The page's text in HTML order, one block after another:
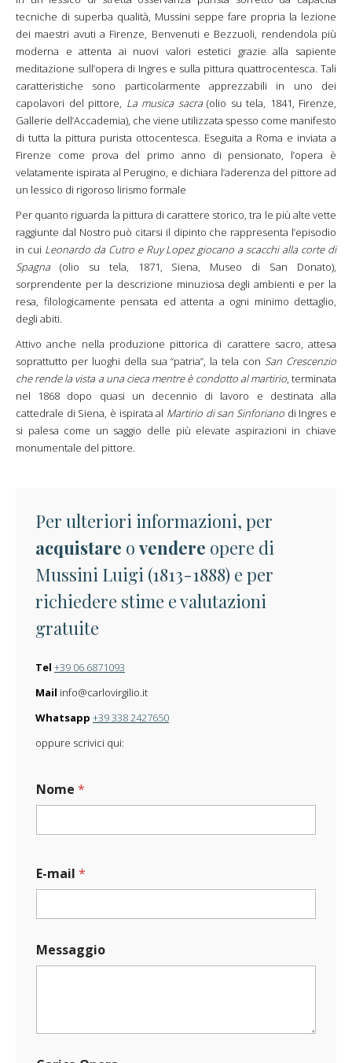
tecniche di superba qualità, Mussini seppe fare propria la lezione
dei maestri avuti a Firenze, Benvenuti e Bezzuoli, rendendola più
moderna e attenta ai nuovi valori estetici grazie alla sapiente
meditazione sull’opera di Ingres e sulla pittura quattrocentesca. Tali
caratteristiche sono particolarmente apprezzabili in uno dei
capolavori del pittore, La musica sacra(olio su tela, 1841, Firenze,
Gallerie dell’Accademia), che viene utilizzata spesso come manifesto
di tutta la pittura purista ottocentesca. Eseguita a Roma e inviata a
Firenze come prova del primo anno di pensionato, l’opera è
velatamente ispirata al Perugino, e dichiara l’aderenza del pittore ad
un lessico di rigoroso lirismo formale
Per quanto riguarda la pittura di carattere storico, tra le più alte vette
raggiunte dal Nostro può citarsi il dipinto che rappresenta l’episodio
in cui Leonardo da Cutro e Ruy Lopez giocano a scacchi alla corte di
Spagna (olio su tela, 1871, Siena, Museo di San Donato),
sorprendente per la descrizione minuziosa degli ambienti e per la
resa, filologicamente pensata ed attenta a ogni minimo dettaglio,
degli abiti.
Attivo anche nella produzione pittorica di carattere sacro, attesa
soprattutto per luoghi della sua “patria”, la tela conSan Crescenzio
che rende la vista a una cieca mentre è condotto al martirio, terminata
nel 1868 dopo quasi un decennio di lavoro e destinata alla
cattedrale di Siena, è ispirata al Martirio di san Sinforiano di Ingres e
si palesa come un saggio delle più elevate aspirazioni in chiave
monumentale del pittore.
Per ulteriori informazioni, per
acquistare o vendere opere di
Mussini Luigi (1813-1888) e per
richiedere stime e valutazioni
gratuite
Tel +39 06 6871093
Mail info@carlovirgilio.it
Whatsapp +39 338 2427650
oppure scrivici qui:
Nome *
E-mail *
o
m
a
Messaggio